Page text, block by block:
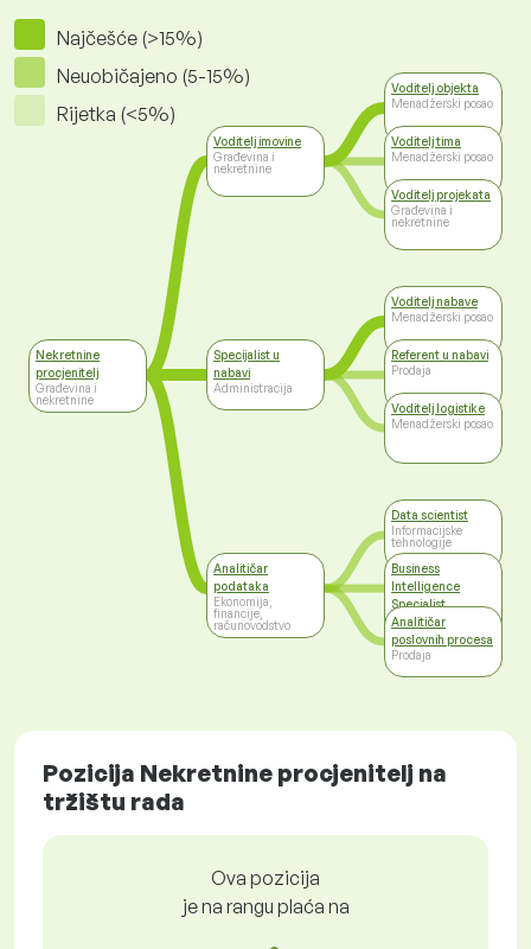
Najčešće (>15%)
Neuobičajeno (5-15%)
Rijetka (<5%)
Nekretnine
procjenitelj
Građevina i
nekretnine
Voditelj imovine
Građevina i
nekretnine
Specijalist u
nabavi
Administracija
Analitičar
podataka
Ekonomija,
financije,
računovodstvo
Voditelj objekta
Menadžerski posao
Voditelj tima
Menadžerski posao
Voditelj projekata
Građevina i
nekretnine
Voditelj nabave
Menadžerski posao
Referent u nabavi
Prodaja
Voditelj logistike
Menadžerski posao
Data scientist
Informacijske
tehnologije
Business
Intelligence
Specialist
Informacijske
tehnologije
Analitičar
poslovnih procesa
Prodaja
Pozicija Nekretnine procjenitelj na
tržištu rada
Ova pozicija
je na rangu plaća na